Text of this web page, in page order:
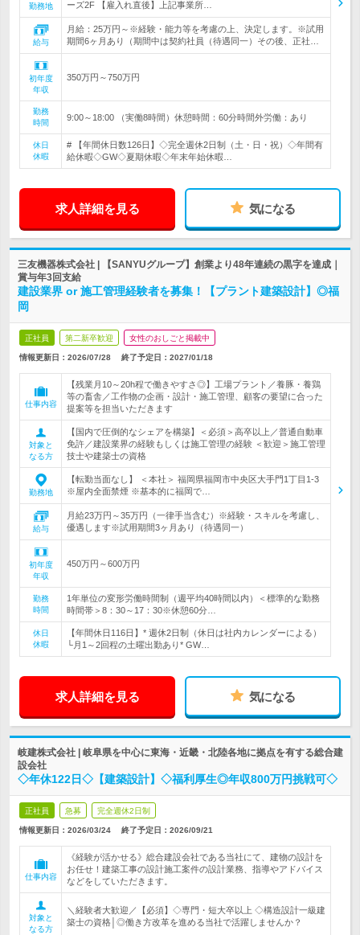
勤務地 ーズ2F 【雇入れ直後】上記事業所…
給与
月給：25万円～※経験・能力等を考慮の上、決定します。※試用
期間6ヶ月あり（期間中は契約社員（待遇同一）その後、正社…
初年度
年収
350万円～750万円
勤務
時間
9:00～18:00 （実働8時間）休憩時間：60分時間外労働：あり
休日
休暇
# 【年間休日数126日】◇完全週休2日制（土・日・祝）◇年間有
給休暇◇GW◇夏期休暇◇年末年始休暇…
求人詳細を見る 気になる
三友機器株式会社 | 【SANYUグループ】創業より48年連続の黒字を達成｜
賞与年3回支給
建設業界 or 施工管理経験者を募集！【プラント建築設計】◎福
岡
正社員 第二新卒歓迎 女性のおしごと掲載中
情報更新日：2026/07/28 終了予定日： 2027/01/18
仕事内容
【残業月10～20h程で働きやすさ◎】工場プラント／養豚・養鶏
等の畜舎／工作物の企画・設計・施工管理、顧客の要望に合った
提案等を担当いただきます
対象と
なる方
【国内で圧倒的なシェアを構築】＜必須＞高卒以上／普通自動車
免許／建設業界の経験もしくは施工管理の経験 ＜歓迎＞施工管理
技士や建築士の資格
勤務地
【転勤当面なし】 ＜本社＞ 福岡県福岡市中央区大手門1丁目1-3
※屋内全面禁煙 ※基本的に福岡で…
給与
月給23万円～35万円（一律手当含む）※経験・スキルを考慮し、
優遇します※試用期間3ヶ月あり（待遇同一）
初年度
年収
450万円～600万円
勤務
時間
1年単位の変形労働時間制（週平均40時間以内）＜標準的な勤務
時間帯＞8：30～17：30※休憩60分…
休日
休暇
【年間休日116日】* 週休2日制（休日は社内カレンダーによる）
└月1～2回程の土曜出勤あり* GW…
求人詳細を見る 気になる
岐建株式会社 | 岐阜県を中心に東海・近畿・北陸各地に拠点を有する総合建
設会社
◇年休122日◇【建築設計】◇福利厚生◎年収800万円挑戦可◇
正社員 急募 完全週休2日制
情報更新日：2026/03/24 終了予定日： 2026/09/21
仕事内容
《経験が活かせる》総合建設会社である当社にて、建物の設計を
お任せ！建築工事の設計施工案件の設計業務、指導やアドバイス
などをしていただきます。
対象と
なる方
＼経験者大歓迎／【必須】◇専門・短大卒以上 ◇構造設計一級建
築士の資格│◎働き方改革を進める当社で活躍しませんか？